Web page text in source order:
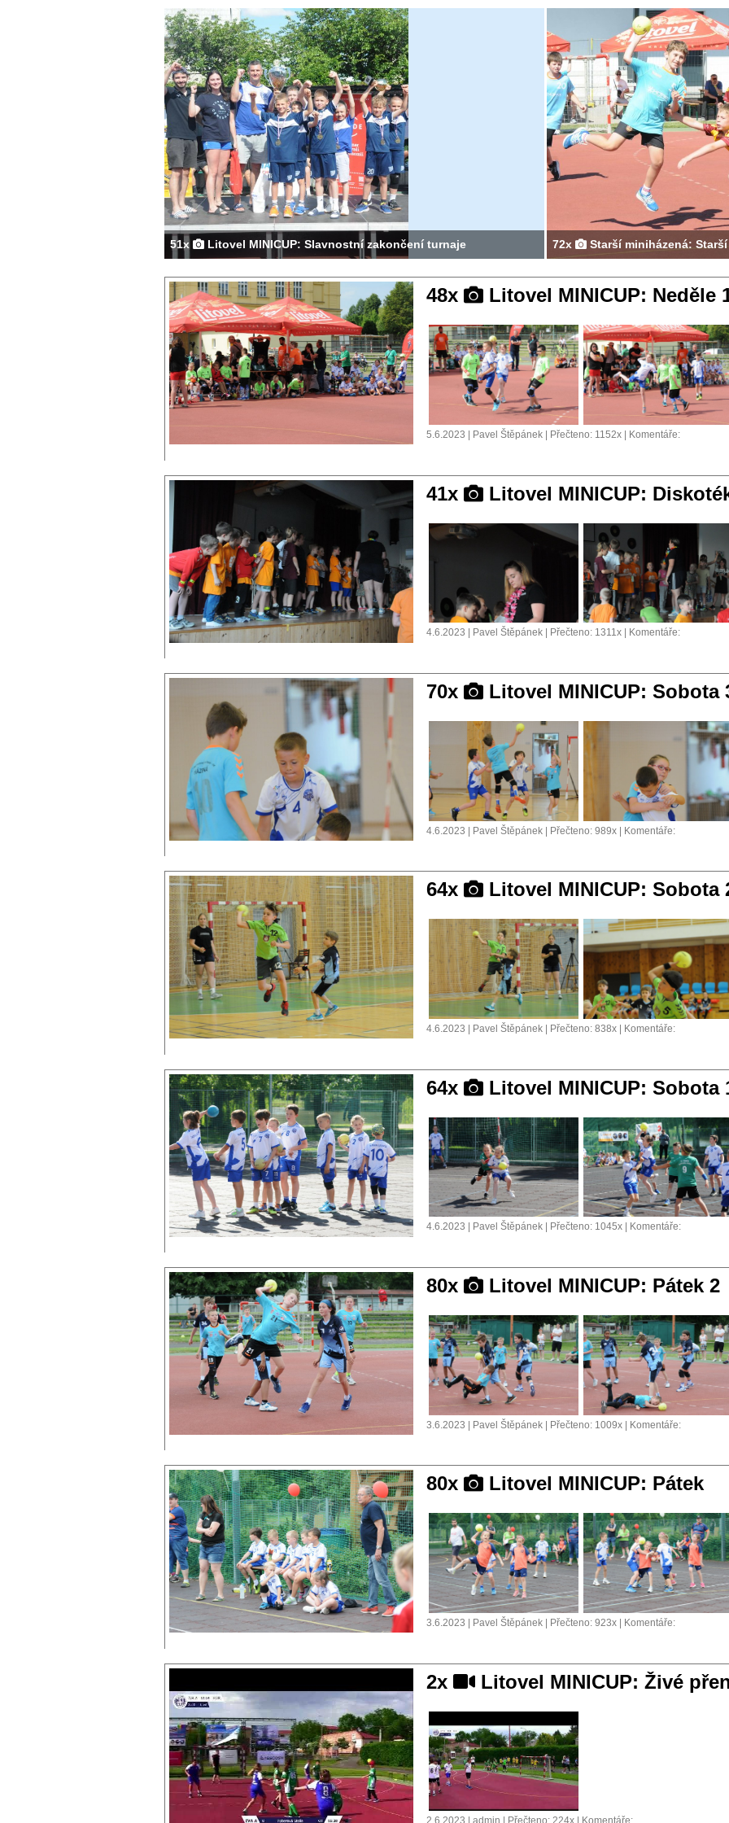
51x Litovel MINICUP: Slavnostní zakončení turnaje 72x Starší miniházená:
48x Litovel MINICUP: Neděle
5.6.2023 | Pavel Štěpánek | Přečteno: 1152x | Komentáře:
41x Litovel MINICUP:
4.6.2023 | Pavel Štěpánek | Přečteno: 1311x | Komentáře:
70x Litovel MINICUP: Sobota
4.6.2023 | Pavel Štěpánek | Přečteno: 989x | Komentáře:
64x Litovel MINICUP: Sobota
4.6.2023 | Pavel Štěpánek | Přečteno: 838x | Komentáře:
64x Litovel MINICUP: Sobota
4.6.2023 | Pavel Štěpánek | Přečteno: 1045x | Komentáře:
80x Litovel MINICUP: Pátek 2
3.6.2023 | Pavel Štěpánek | Přečteno: 1009x | Komentáře:
80x Litovel MINICUP: Pátek
3.6.2023 | Pavel Štěpánek | Přečteno: 923x | Komentáře:
2x Litovel MINICUP: Živé